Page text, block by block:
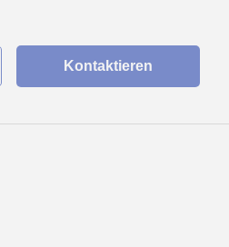
Kontaktieren